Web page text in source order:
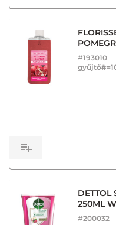
#193010
DETTOL
250ML
#200032